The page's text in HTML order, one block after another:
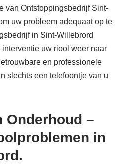
van Ontstoppingsbedrijf Sint-
uw probleem adequaat op te
in Sint-Willebrord
uw riool weer naar
en professionele
slechts een telefoontje van u
Onderhoud –
in